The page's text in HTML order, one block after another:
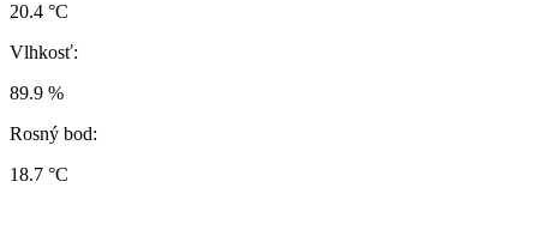
20.4 °C
Vlhkosť:
89.9 %
Rosný bod:
18.7 °C